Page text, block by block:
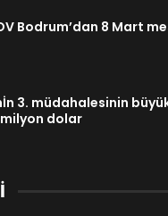
Bodrum’dan 8 Mart
3. müdahalesinin
dolar